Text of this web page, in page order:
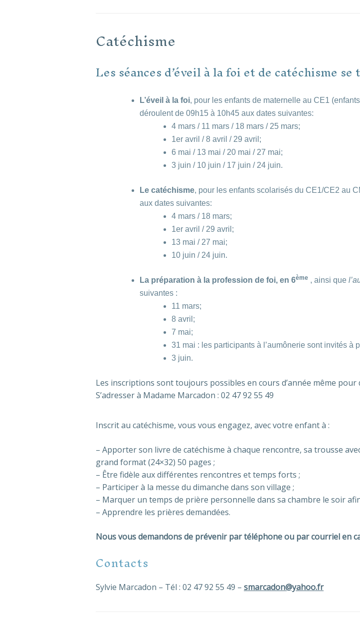
Catéchisme
Les séances d’éveil à la foi et de catéchisme
L’éveil à la foi, pour les enfants de maternelle au CE1
déroulent de 09h15 à 10h45 aux dates suivantes:
4 mars / 11 mars / 18 mars / 25 mars;
1er avril / 8 avril / 29 avril;
6 mai / 13 mai / 20 mai / 27 mai;
3 juin / 10 juin / 17 juin / 24 juin.
Le catéchisme, pour les enfants scolarisés du CE1/CE2 au
aux dates suivantes:
4 mars / 18 mars;
1er avril / 29 avril;
13 mai / 27 mai;
10 juin / 24 juin.
La préparation à la profession de foi, en 6ème , ainsi que
suivantes :
11 mars;
8 avril;
7 mai;
31 mai : les participants à l’aumônerie sont invités à
3 juin.
Les inscriptions sont toujours possibles en cours d’année même pour
S’adresser à Madame Marcadon : 02 47 92 55 49
Inscrit au catéchisme, vous vous engagez, avec votre enfant à :
– Apporter son livre de catéchisme à chaque rencontre, sa trousse
grand format (24×32) 50 pages ;
– Être fidèle aux différentes rencontres et temps forts ;
– Participer à la messe du dimanche dans son village ;
– Marquer un temps de prière personnelle dans sa chambre le soir
– Apprendre les prières demandées.
Nous vous demandons de prévenir par téléphone ou par courriel en
Contacts
Sylvie Marcadon – Tél : 02 47 92 55 49 – smarcadon@yahoo.fr